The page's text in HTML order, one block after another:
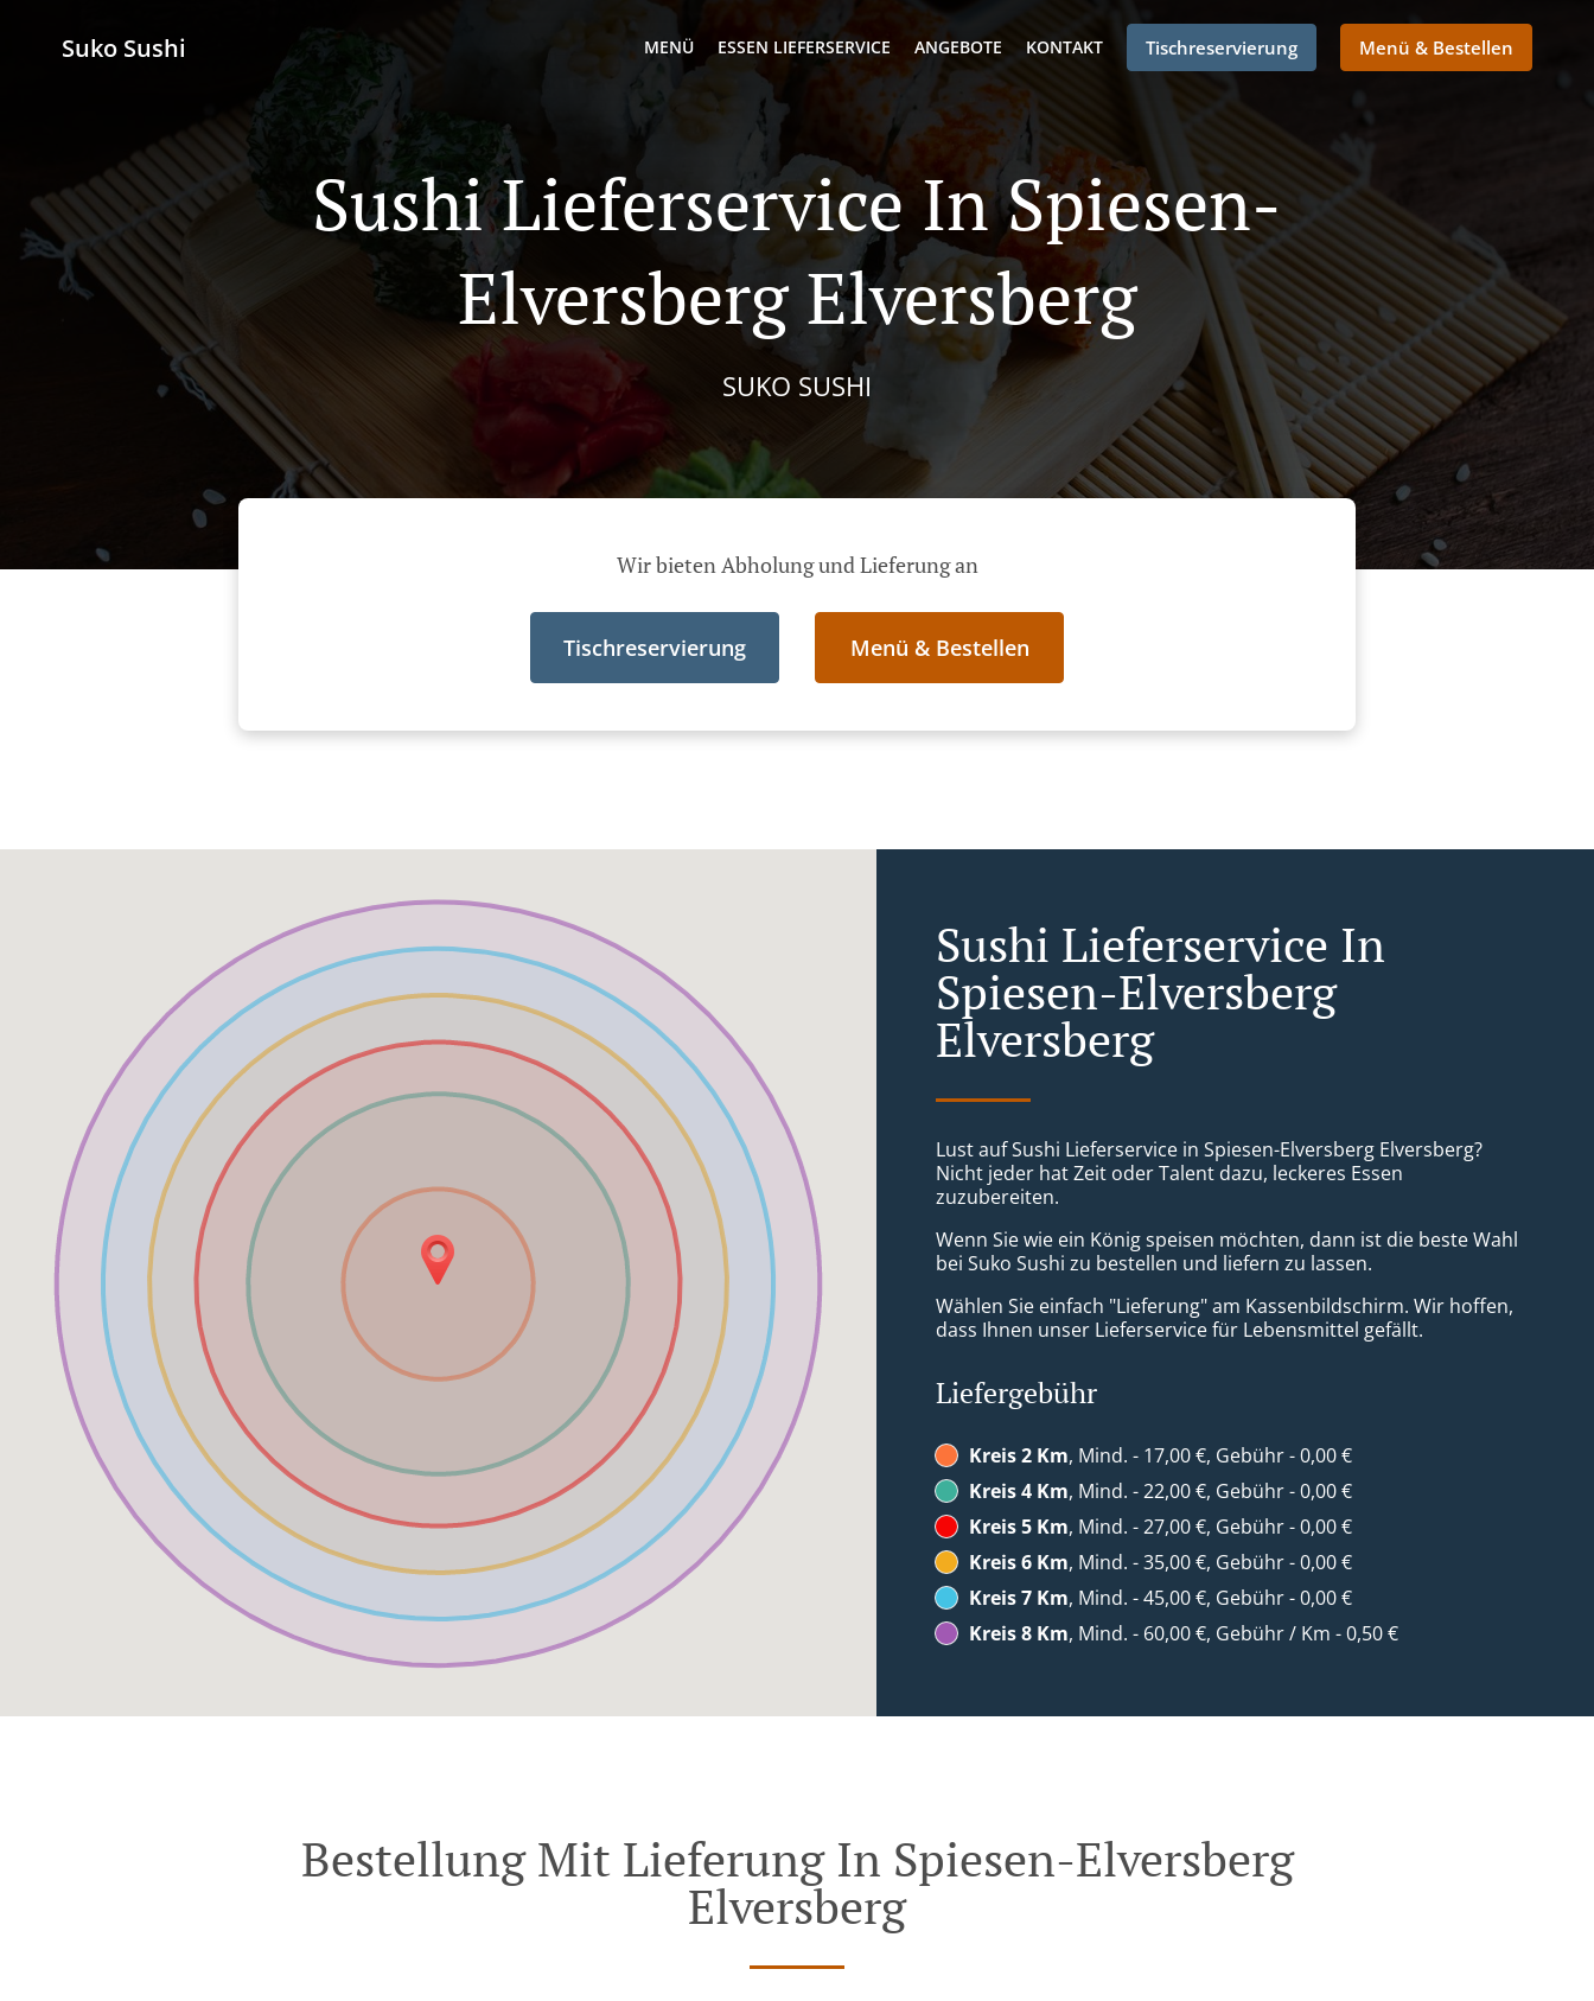
Suko Sushi MENÜ ESSEN LIEFERSERVICE ANGEBOTE KONTAKT Tischreservierung Menü & Bestellen
Sushi Lieferservice In Spiesen-
Elversberg Elversberg
SUKO SUSHI
Wir bieten Abholung und Lieferung an
Tischreservierung Menü & Bestellen
Sushi Lieferservice In
Spiesen-Elversberg
Elversberg
Lust auf Sushi Lieferservice in Spiesen-Elversberg Elversberg?
Nicht jeder hat Zeit oder Talent dazu, leckeres Essen
zuzubereiten.
Wenn Sie wie ein König speisen möchten, dann ist die beste Wahl
bei Suko Sushi zu bestellen und liefern zu lassen.
Wählen Sie einfach "Lieferung" am Kassenbildschirm. Wir hoffen,
dass Ihnen unser Lieferservice für Lebensmittel gefällt.
Liefergebühr
Kreis 2 Km, Mind. - 17,00 €, Gebühr - 0,00 €
Kreis 4 Km, Mind. - 22,00 €, Gebühr - 0,00 €
Kreis 5 Km, Mind. - 27,00 €, Gebühr - 0,00 €
Kreis 6 Km, Mind. - 35,00 €, Gebühr - 0,00 €
Kreis 7 Km, Mind. - 45,00 €, Gebühr - 0,00 €
Kreis 8 Km, Mind. - 60,00 €, Gebühr / Km - 0,50 €
Bestellung Mit Lieferung In Spiesen-Elversberg
Elversberg